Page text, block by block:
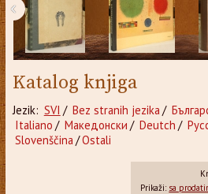
‹
Katalog knjiga
Jezik: SVI / Bez stranih jezika /
Italiano / Македонски / Deutch /
Slovenščina /Ostali
Prikaži: sa